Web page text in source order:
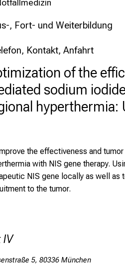
, Fort- und Weiterbildung
Kontakt, Anfahrt
of the
sodium
hyperthermia:
the effectiveness and
with NIS gene therapy.
NIS gene locally as well as
to the tumor.
IV
5, 80336 München